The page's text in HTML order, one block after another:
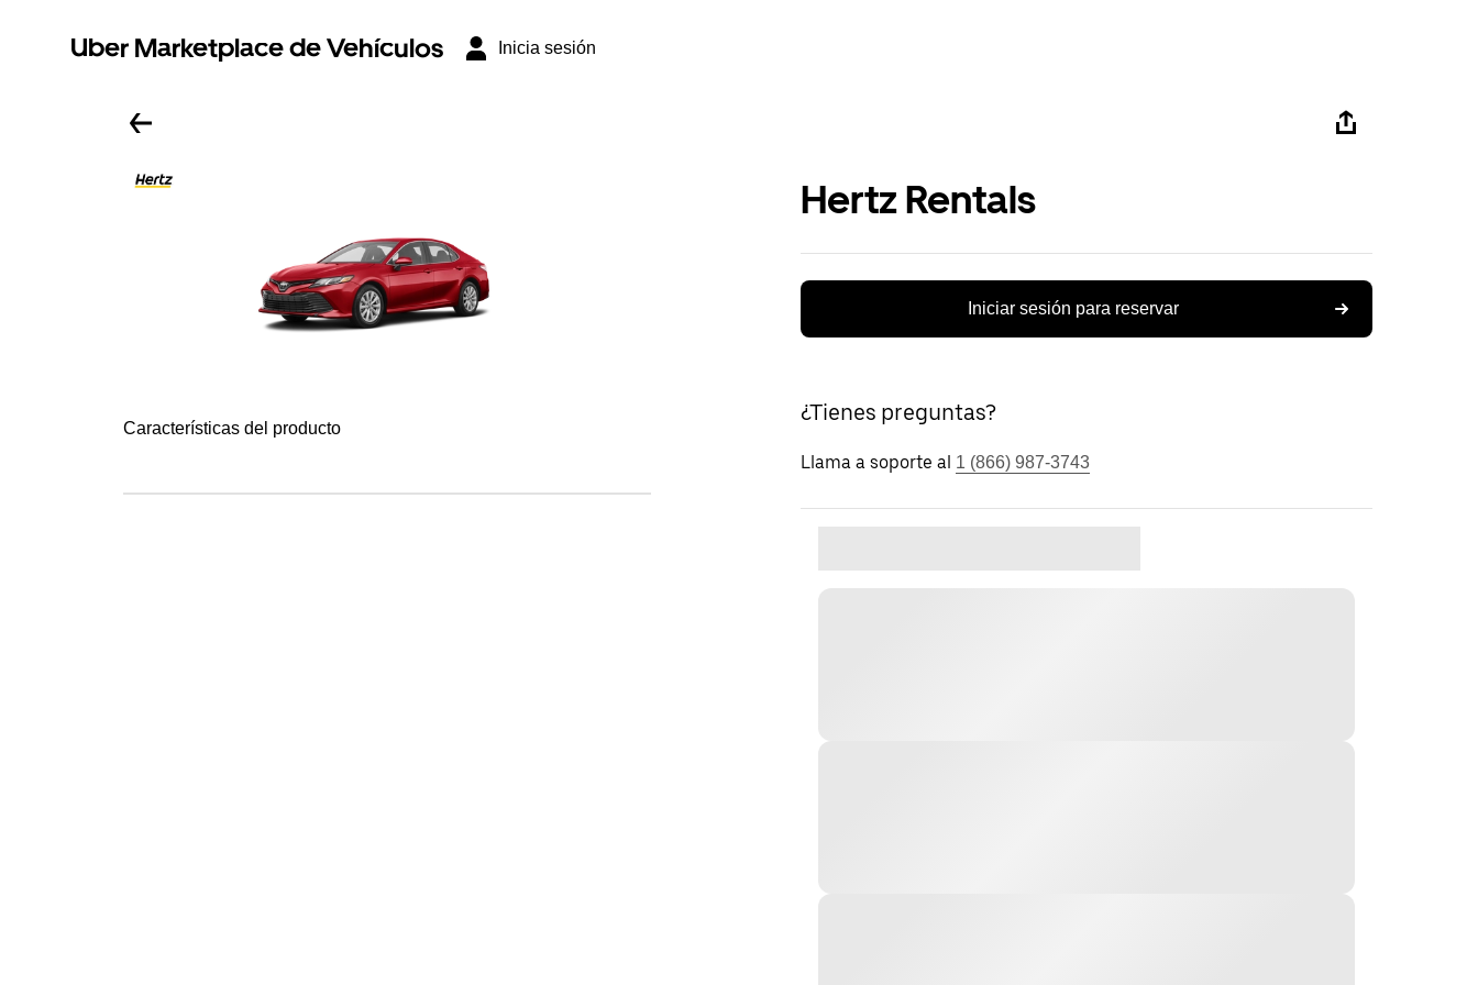
Uber Marketplace de Vehículos Inicia sesión
Características del producto
Hertz Rentals
Iniciar sesión para reservar
¿Tienes preguntas?
Llama a soporte al 1 (866) 987-3743